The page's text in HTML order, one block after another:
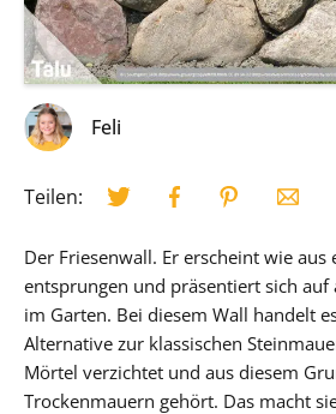
Feli
Teilen:
Der Friesenwall. Er erscheint wie aus
entsprungen und präsentiert sich auf
im Garten. Bei diesem Wall handelt
Alternative zur klassischen
Mörtel verzichtet und aus diesem
Trockenmauern gehört. Das macht